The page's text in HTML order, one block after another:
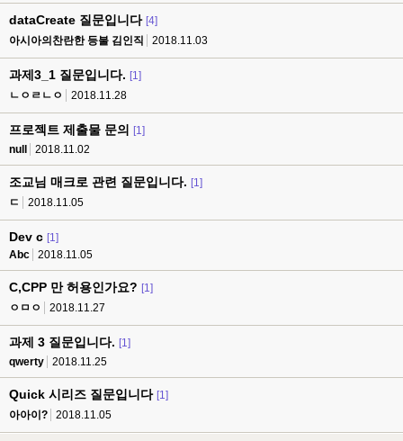
dataCreate 질문입니다 [4]
아시아의찬란한 등불 김인직
2018.11.03
과제3_1 질문입니다. [1]
ㄴㅇㄹㄴㅇ
2018.11.28
프로젝트 제출물 문의
[1]
null
2018.11.02
조교님 매크로 관련 질문입니다. [1]
ㄷ
2018.11.05
Dev c [1]
Abc
2018.11.05
C,CPP 만 허용인가요? [1]
ㅇㅁㅇ
2018.11.27
과제 3 질문입니다. [1]
qwerty
2018.11.25
Quick 시리즈 질문입니다 [1]
아아이?
2018.11.05